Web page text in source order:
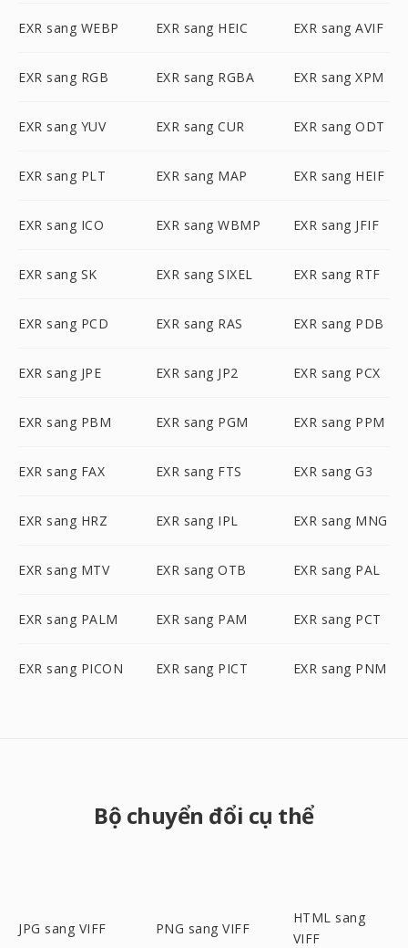
EXR sang WEBP EXR sang HEIC EXR sang AVIF
EXR sang RGB EXR sang RGBA EXR sang XPM
EXR sang YUV EXR sang CUR EXR sang ODT
EXR sang PLT EXR sang MAP EXR sang HEIF
EXR sang ICO EXR sang WBMP EXR sang JFIF
EXR sang SK EXR sang SIXEL EXR sang RTF
EXR sang PCD EXR sang RAS EXR sang PDB
EXR sang JPE EXR sang JP2 EXR sang PCX
EXR sang PBM EXR sang PGM EXR sang PPM
EXR sang FAX EXR sang FTS EXR sang G3
EXR sang HRZ EXR sang IPL EXR sang MNG
EXR sang MTV EXR sang OTB EXR sang PAL
EXR sang PALM EXR sang PAM EXR sang PCT
EXR sang PICON EXR sang PICT EXR sang PNM
Bộ chuyển đổi cụ thể
JPG sang VIFF PNG sang VIFF
HTML sang
VIFF